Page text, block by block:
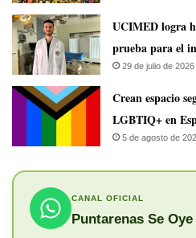
UCIMED logra
prueba para el
29 de julio de 2026
Crean espacio
LGBTIQ+ en
5 de agosto de
CANAL OFICIAL
Puntarenas Se